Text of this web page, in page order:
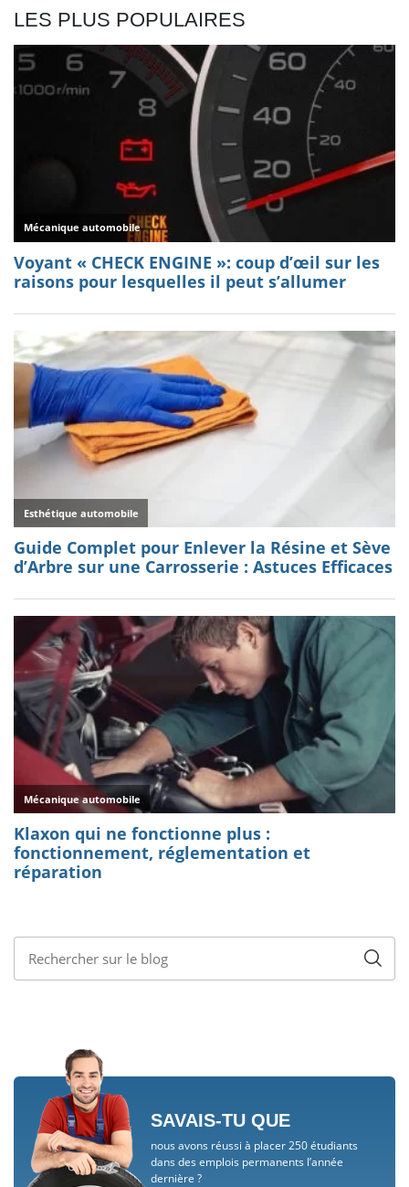
SAVAIS-TU QUE
nous avons réussi à placer 250 étudiants
dans des emplois permanents l’année
dernière ?
LES PLUS POPULAIRES